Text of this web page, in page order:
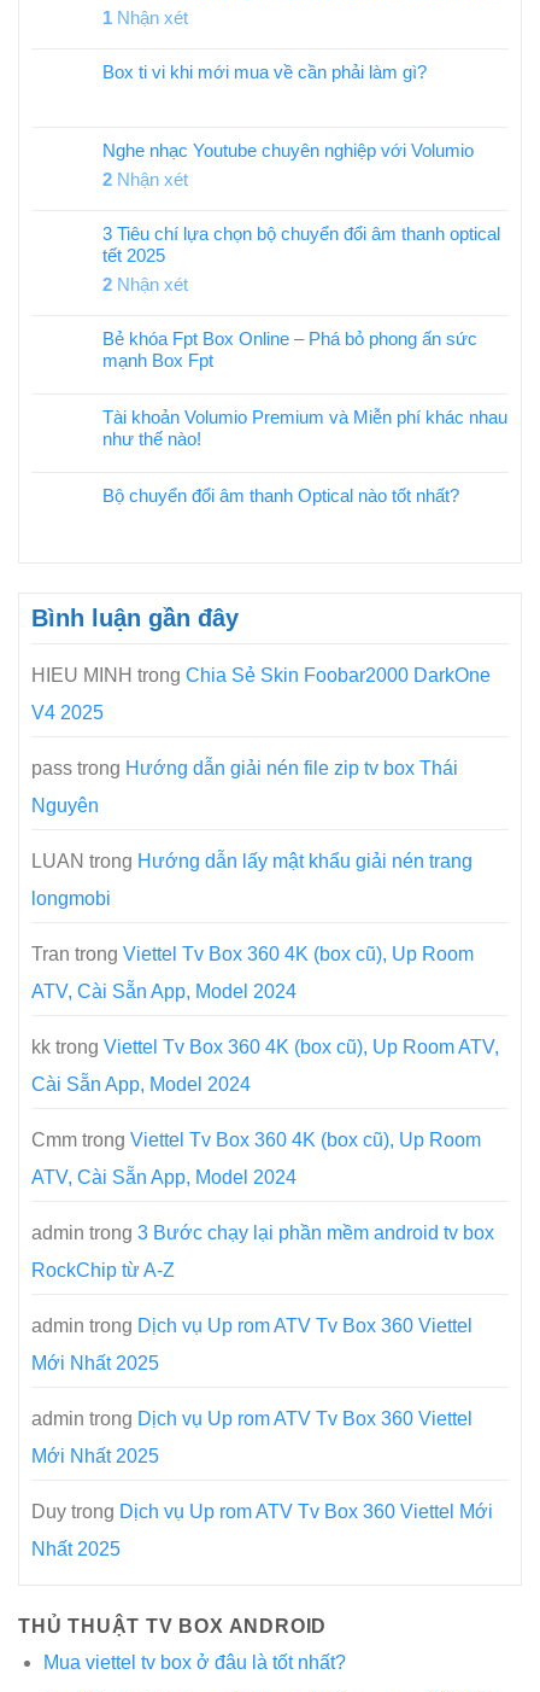
1 Nhận xét
Box ti vi khi mới mua về cần phải làm gì?
Nghe nhạc Youtube chuyên nghiệp với Volumio
2 Nhận xét
3 Tiêu chí lựa chọn bộ chuyển đổi âm thanh optical
tết 2025
2 Nhận xét
Bẻ khóa Fpt Box Online – Phá bỏ phong ấn sức
mạnh Box Fpt
Tài khoản Volumio Premium và Miễn phí khác nhau
như thế nào!
Bộ chuyển đổi âm thanh Optical nào tốt nhất?
Bình luận gần đây
HIEU MINH trong Chia Sẻ Skin Foobar2000 DarkOne
V4 2025
pass trong Hướng dẫn giải nén file zip tv box Thái
Nguyên
LUAN trong Hướng dẫn lấy mật khẩu giải nén trang
longmobi
Tran trong Viettel Tv Box 360 4K (box cũ), Up Room
ATV, Cài Sẵn App, Model 2024
kk trong Viettel Tv Box 360 4K (box cũ), Up Room ATV,
Cài Sẵn App, Model 2024
Cmm trong Viettel Tv Box 360 4K (box cũ), Up Room
ATV, Cài Sẵn App, Model 2024
admin trong 3 Bước chạy lại phần mềm android tv box
RockChip từ A-Z
admin trong Dịch vụ Up rom ATV Tv Box 360 Viettel
Mới Nhất 2025
admin trong Dịch vụ Up rom ATV Tv Box 360 Viettel
Mới Nhất 2025
Duy trong Dịch vụ Up rom ATV Tv Box 360 Viettel Mới
Nhất 2025
THỦ THUẬT TV BOX ANDROID
Mua viettel tv box ở đâu là tốt nhất?